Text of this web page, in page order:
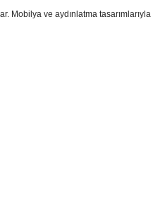
Mobilya ve aydınlatma